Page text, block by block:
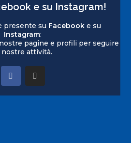
e su Instagram!
presente su Facebook e su
Instagram:
pagine e profili per seguire
nostre attività.